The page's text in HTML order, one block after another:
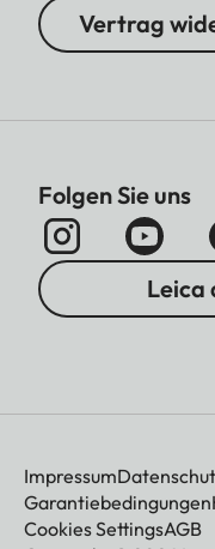
Vertrag
Folgen Sie uns
Leica
Impressum
Garantiebedingungen
Cookies SettingsAGB